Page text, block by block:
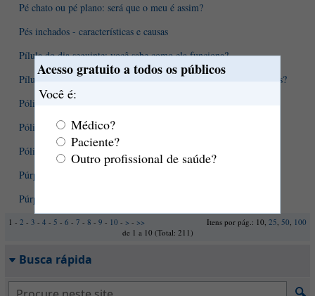
Acesso gratuito a todos os públicos
Você é:
Médico?
Paciente?
Outro profissional de saúde?
Pé chato ou pé plano: será que o meu é assim?
Pés inchados - características e causas
Pílula do dia seguinte: você sabe como ela funciona?
Pílulas anticoncepcionais - como agem? Quais os tipos disponíveis?
Pólipos da vesícula biliar
Pólipos intestinais podem virar câncer?
Pólipos uterinos: saiba mais sobre o que eles significam
Púrpura de Henoch-Schönlein
Púrpura trombocitopênica imune
Itens por pág.: 10, 25, 50, 100
1 - 2 - 3 - 4 - 5 - 6 - 7 - 8 - 9 - 10 - > - >>
de 1 a 10 (Total: 211)
Busca rápida